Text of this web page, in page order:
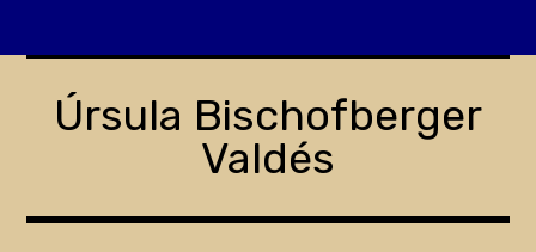
contentÚrsula Bischofberger
Valdés